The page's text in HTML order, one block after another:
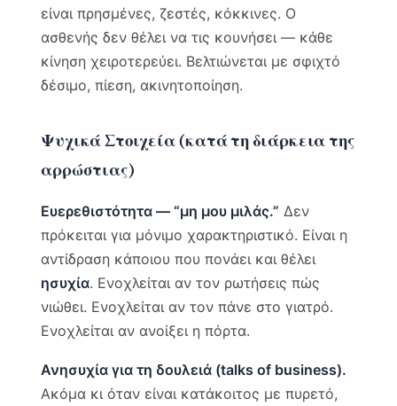
είναι πρησμένες, ζεστές, κόκκινες. Ο
ασθενής δεν θέλει να τις κουνήσει — κάθε
κίνηση χειροτερεύει. Βελτιώνεται με σφιχτό
δέσιμο, πίεση, ακινητοποίηση.
Ψυχικά Στοιχεία (κατά τη διάρκεια της
αρρώστιας)
Ευερεθιστότητα — “μη μου μιλάς.” Δεν
πρόκειται για μόνιμο χαρακτηριστικό. Είναι η
αντίδραση κάποιου που πονάει και θέλει
ησυχία. Ενοχλείται αν τον ρωτήσεις πώς
νιώθει. Ενοχλείται αν τον πάνε στο γιατρό.
Ενοχλείται αν ανοίξει η πόρτα.
Ανησυχία για τη δουλειά (talks of business).
Ακόμα κι όταν είναι κατάκοιτος με πυρετό,